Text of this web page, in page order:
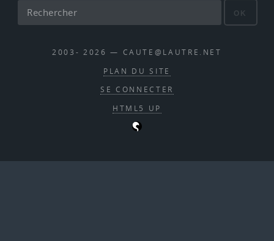
OK
2003- 2026 — CAUTE@LAUTRE.NET
PLAN DU SITE
SE CONNECTER
HTML5 UP